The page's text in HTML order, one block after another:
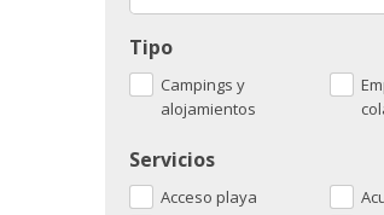
Tipo
Campings y
alojamientos
Servicios
Acceso playa